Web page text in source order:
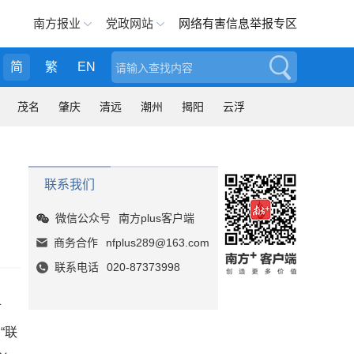
南方报业 党政网站 网络有害信息举报专区
搜索
简 繁 EN
茂名 肇庆 清远 潮州 揭阳 云浮
联
联系我们
微信公众号
南方plus客户端
商务合作
nfplus289@163.com
联系电话
020-87373998